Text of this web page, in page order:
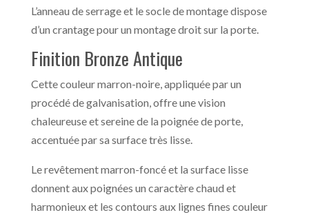
L’anneau de serrage et le socle de montage dispose
d’un crantage pour un montage droit sur la porte.
Finition Bronze Antique
Cette couleur marron-noire, appliquée par un
procédé de galvanisation, offre une vision
chaleureuse et sereine de la poignée de porte,
accentuée par sa surface très lisse.
Le revêtement marron-foncé et la surface lisse
donnent aux poignées un caractère chaud et
harmonieux et les contours aux lignes fines couleur